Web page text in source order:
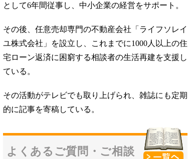
よくあるご質問・ ご相談
として6年間従事し、中小企業の経営をサポート。
その後、任意売却専門の不動産会社「ライフソレイ
ユ株式会社」を設立し、これまでに1000人以上の住
宅ローン返済に困窮する相談者の生活再建を支援し
ている。
その活動がテレビでも取り上げられ、雑誌にも定期
的に記事を寄稿している。